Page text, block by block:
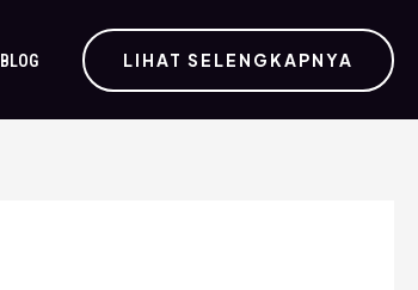
BLOG LIHAT SELENGKAPNYA